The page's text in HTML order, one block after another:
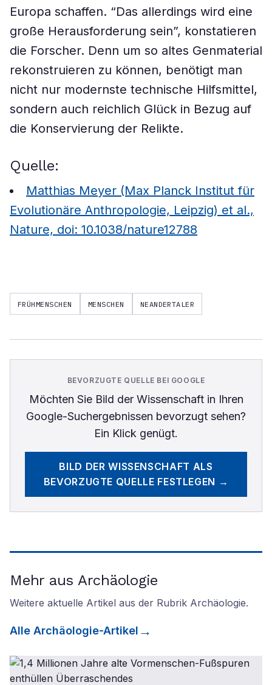
Europa schaffen. “Das allerdings wird eine
große Herausforderung sein”, konstatieren
die Forscher. Denn um so altes Genmaterial
rekonstruieren zu können, benötigt man
nicht nur modernste technische Hilfsmittel,
sondern auch reichlich Glück in Bezug auf
die Konservierung der Relikte.
Quelle:
Matthias Meyer (Max Planck Institut für
Evolutionäre Anthropologie, Leipzig) et al.,
Nature, doi: 10.1038/nature12788
FRÜHMENSCHEN MENSCHEN NEANDERTALER
BEVORZUGTE QUELLE BEI GOOGLE
Möchten Sie Bild der Wissenschaftin Ihren
Google-Suchergebnissen bevorzugt sehen?
Ein Klick genügt.
BILD DER WISSENSCHAFT ALS
BEVORZUGTE QUELLE FESTLEGEN →
Mehr aus Archäologie
Weitere aktuelle Artikel aus der Rubrik Archäologie.
Alle Archäologie-Artikel